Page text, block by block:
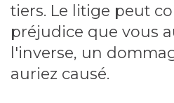
tiers. Le litige peut
préjudice que vous
l'inverse, un
auriez causé.